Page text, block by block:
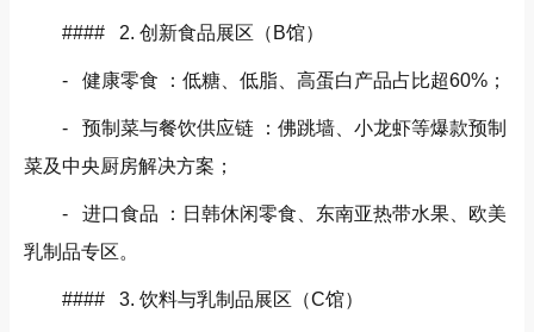
#### 2. 创新食品展区（B馆）
- 健康零食 ：低糖、低脂、高蛋白产品占比超60%；
- 预制菜与餐饮供应链 ：佛跳墙、小龙虾等爆款预制
菜及中央厨房解决方案；
- 进口食品 ：日韩休闲零食、东南亚热带水果、欧美
乳制品专区。
#### 3. 饮料与乳制品展区（C馆）